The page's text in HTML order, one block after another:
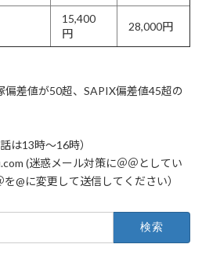
15,400
円
28,000円
差値が50超、SAPIX偏差値45超の
13時～16時）
(迷惑メール対策に＠＠としてい
@に変更して送信してください）